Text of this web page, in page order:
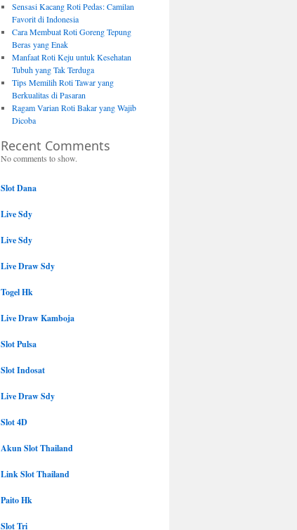
Sensasi Kacang Roti Pedas: Camilan
Favorit di Indonesia
Cara Membuat Roti Goreng Tepung
Beras yang Enak
Manfaat Roti Keju untuk Kesehatan
Tubuh yang Tak Terduga
Tips Memilih Roti Tawar yang
Berkualitas di Pasaran
Ragam Varian Roti Bakar yang Wajib
Dicoba
Recent Comments
No comments to show.
Slot Dana
Live Sdy
Live Sdy
Live Draw Sdy
Togel Hk
Live Draw Kamboja
Slot Pulsa
Slot Indosat
Live Draw Sdy
Slot 4D
Akun Slot Thailand
Link Slot Thailand
Paito Hk
Slot Tri